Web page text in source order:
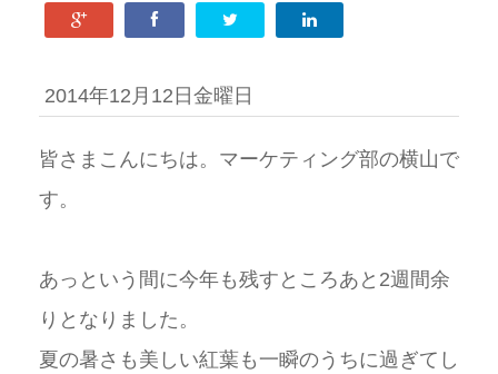
2014年12月12日金曜日
皆さまこんにちは。マーケティング部の横山で
す。
あっという間に今年も残すところあと 2週間余
りとなりました。
夏の暑さも美しい紅葉も一瞬のうちに過ぎてし